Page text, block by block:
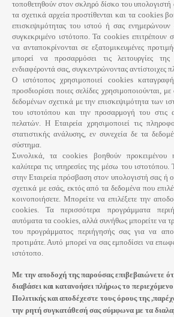
τοποθετηθούν στον σκληρό δίσκο του
τα σχετικά αρχεία προστίθενται και τα cookies
επισκεψιμότητας του ιστού ή σας ενημερώνουν
συγκεκριμένο ιστότοπο. Τα cookies επιτρέπουν
να ανταποκρίνονται σε εξατομικευμένες
μπορεί να προσαρμόσει τις λειτουργίες
ενδιαφέροντά σας, συγκεντρώνοντας αντίστοιχες
Ο ιστότοπος χρησιμοποιεί cookies
προσδιορίσει ποιες σελίδες χρησιμοποιούνται,
δεδομένων σχετικά με την επισκεψιμότητα των
του ιστοτόπου και την προσαρμογή του
πελατών. Η Εταιρεία χρησιμοποιεί τις
στατιστικής ανάλυσης, εν συνεχεία δε τα
σύστημα.
Συνολικά, τα cookies βοηθούν προκειμένου
καλύτερα τις υπηρεσίες της μέσω του ιστοτόπου.
στην Εταιρεία πρόσβαση στον υπολογιστή σας ή
σχετικά με εσάς, εκτός από τα δεδομένα που
κοινοποιήσετε. Μπορείτε να επιλέξετε την
cookies. Τα περισσότερα προγράμματα
αυτόματα τα cookies, αλλά συνήθως μπορείτε να
του προγράμματος περιήγησής σας για να
προτιμάτε. Αυτό μπορεί να σας εμποδίσει να
ιστότοπο.
Με την αποδοχή της παρούσας επιβεβαιώνετε
διαβάσει και κατανοήσει πλήρως το
Πολιτικήςκαιαποδέχεστε τους όρους της
την ρητή συγκατάθεσή σας σύμφωνα με τα